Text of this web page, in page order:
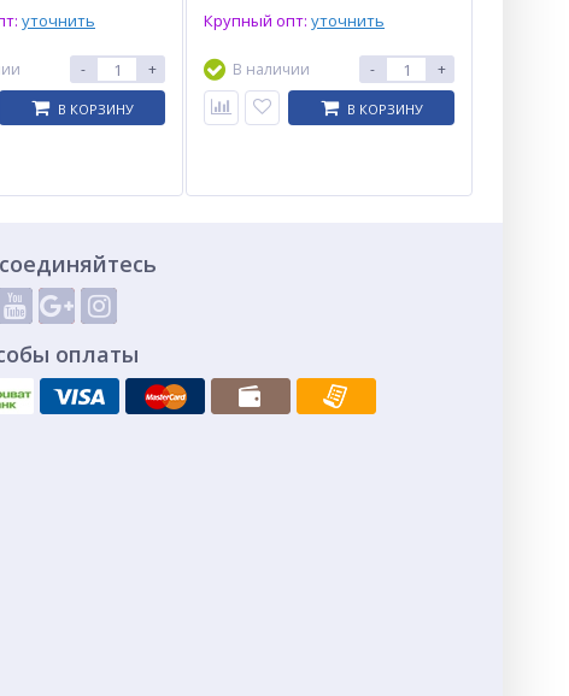
уточнить
- +
В КОРЗИНУ
Крупный опт: уточнить
В наличии - +
В КОРЗИНУ
оплаты